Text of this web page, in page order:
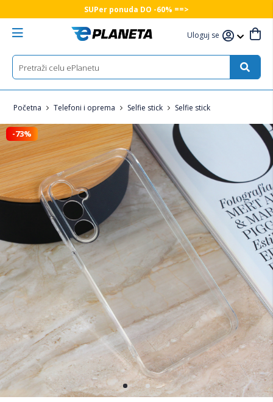
SUPer ponuda DO -60% ==>
Uloguj se
Početna Telefoni i oprema Selfie stick Selfie stick
-73%